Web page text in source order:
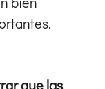
que las